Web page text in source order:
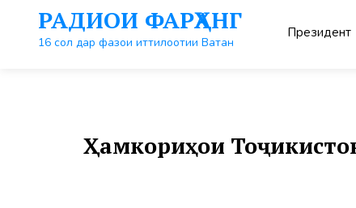
контенту
РАДИОИ ФАРҲАНГ
16 сол дар фазои иттилоотии Ватан
Президент
Ҳамкориҳои